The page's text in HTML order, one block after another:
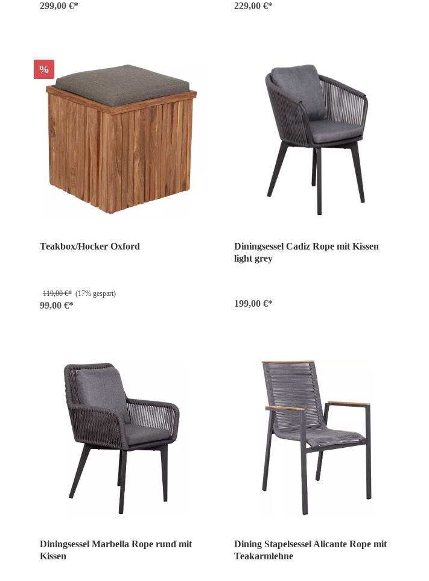
299,00 €* 229,00 €*
%
Teakbox/Hocker Oxford
119,00 €* (17% gespart)
99,00 €*
Diningsessel Cadiz Rope mit Kissen
light grey
199,00 €*
Diningsessel Marbella Rope rund mit
Kissen
Dining Stapelsessel Alicante Rope mit
Teakarmlehne